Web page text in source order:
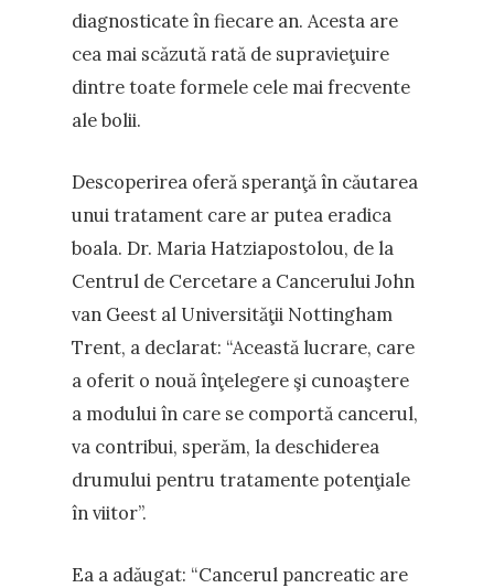
diagnosticate în fiecare an. Acesta are
cea mai scăzută rată de supravieţuire
dintre toate formele cele mai frecvente
ale bolii.
Descoperirea oferă speranţă în căutarea
unui tratament care ar putea eradica
boala. Dr. Maria Hatziapostolou, de la
Centrul de Cercetare a Cancerului John
van Geest al Universităţii Nottingham
Trent, a declarat: “Această lucrare, care
a oferit o nouă înţelegere şi cunoaştere
a modului în care se comportă cancerul,
va contribui, sperăm, la deschiderea
drumului pentru tratamente potenţiale
în viitor”.
Ea a adăugat: “Cancerul pancreatic are